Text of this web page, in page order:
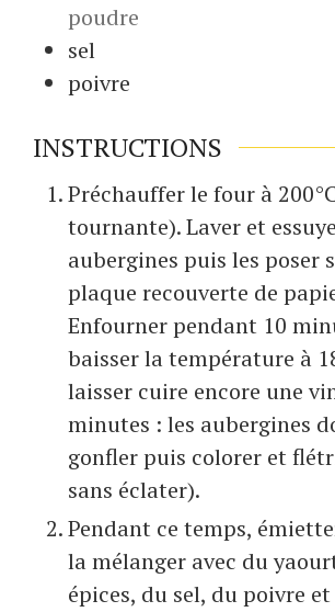
poudre
sel
poivre
INSTRUCTIONS
Préchauffer le four à
tournante). Laver et
aubergines puis les poser
plaque recouverte de
Enfourner pendant 10
baisser la température à
laisser cuire encore une
minutes : les aubergines
gonfler puis colorer et
sans éclater).
Pendant ce temps,
la mélanger avec du
épices, du sel, du poivre